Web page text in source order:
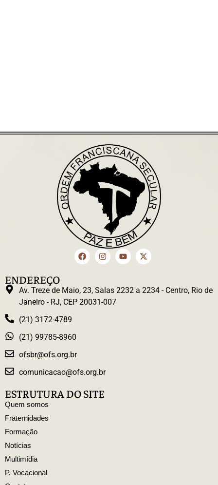
ENDEREÇO
Av. Treze de Maio, 23, Salas 2232 a 2234 - Centro, Rio de
Janeiro - RJ, CEP 20031-007
(21) 3172-4789
(21) 99785-8960
ofsbr@ofs.org.br
comunicacao@ofs.org.br
ESTRUTURA DO SITE
Quem somos
Fraternidades
Formação
Notícias
Multimídia
P. Vocacional